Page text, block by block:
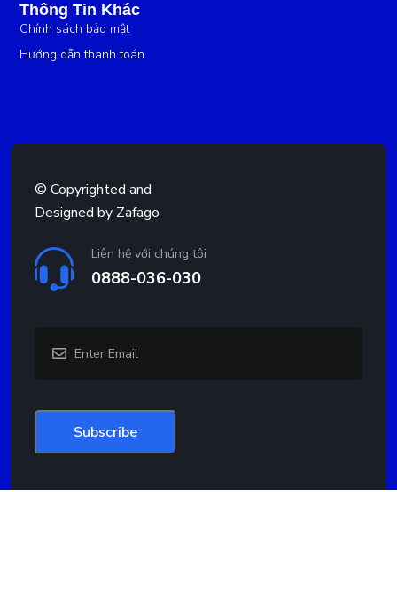
Thông Tin Khác
Chính sách bảo mật
Hướng dẫn thanh toán
© Copyrighted and
Designed by Zafago
Liên hệ với chúng tôi
0888-036-030
Email